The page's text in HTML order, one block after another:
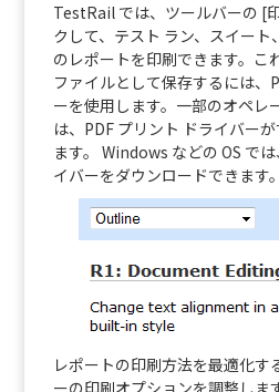
TestRail では、ツールバーの [
クして、テスト ラン、スイート
のレポートを印刷できます。こ
ファイルとして保存するには、
ーを使用します。一部のオペレ
は、PDF プリント ドライバー
ます。 Windows などの OS で
イバーをダウンロードできます。
レポートの印刷方法を最適化す